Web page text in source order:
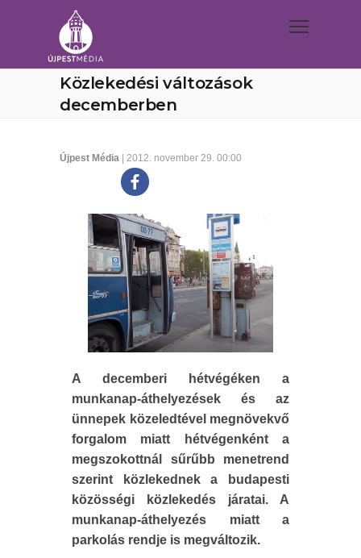
Közlekedési változások
decemberben
Újpest Média | 2012. november 29. 00:00
A decemberi hétvégéken a
munkanap-áthelyezések és az
ünnepek közeledtével megnövekvő
forgalom miatt hétvégenként a
megszokottnál sűrűbb menetrend
szerint közlekednek a budapesti
közösségi közlekedés járatai. A
munkanap-áthelyezés miatt a
parkolás rendje is megváltozik.